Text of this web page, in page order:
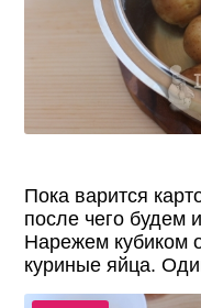
Пока варится
после чего будем
Нарежем кубиком
куриные яйца.